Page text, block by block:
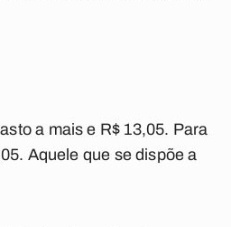
a mais e R$ 13,05. Para
Aquele que se dispõe a